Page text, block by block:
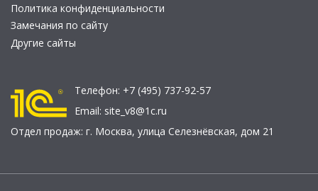
Политика конфиденциальности
Замечания по сайту
Другие сайты
Телефон: +7 (495) 737-92-57
Email: site_v8@1c.ru
Отдел продаж: г. Москва, улица Селезнёвская, дом 21